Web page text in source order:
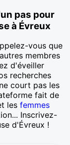
pas pour
à Évreux
vous que
membres
d'éveiller
recherches
court pas les
fait de
les femmes
Inscrivez-
d'Évreux !